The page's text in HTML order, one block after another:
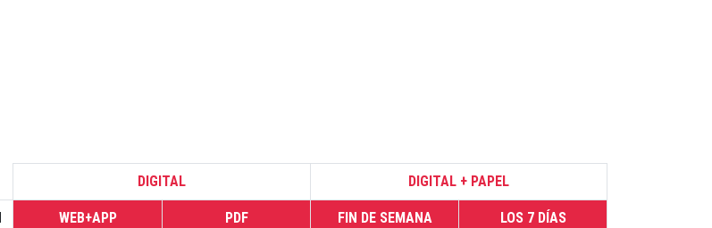
DIGITAL DIGITAL + PAPEL
WEB+APP PDF FIN DE SEMANA
LOS 7 DÍAS